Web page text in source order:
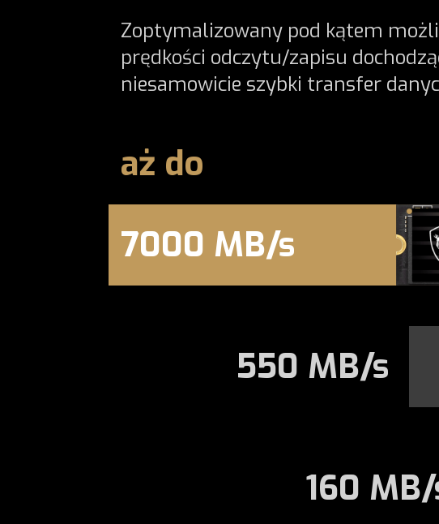
Zoptymalizowany pod kątem
prędkości odczytu/zapisu
niesamowicie szybki transfer
aż do
7000 MB/s
550 MB/s
160